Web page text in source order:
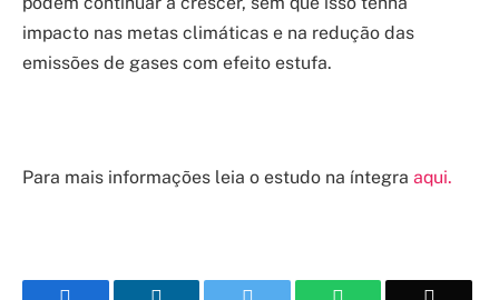
impacto nas metas climáticas e na redução das
emissões de gases com efeito estufa.
Para mais informações leia o estudo na íntegra aqui.